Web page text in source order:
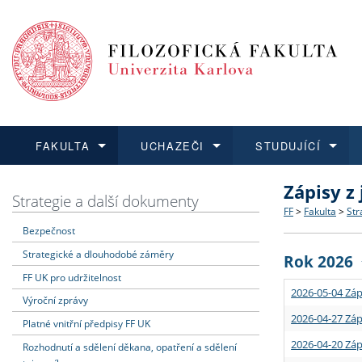
FAKULTA
Dozvědět se více
Struktura
Strategie
Podpora
UCHAZEČI
Podat přihlášku
Co
Učitelské
STUDUJÍCÍ
Dozvědět se více
Rigorózní
Dozvědět se více
O vědě a
Granty a
Dozvědět se více
Aktuální
Strategie a další dokumenty
Bezpečnost
Strategické a dlouhodobé záměry
FF UK pro udržitelnost
Výroční zprávy
Platné vnitřní předpisy FF UK
Rozhodnutí a sdělení děkana, opatření a sdělení
Zápisy
FF > Fakulta >
Rok 2026
2026-05-04
2026-04-27
2026-04-20